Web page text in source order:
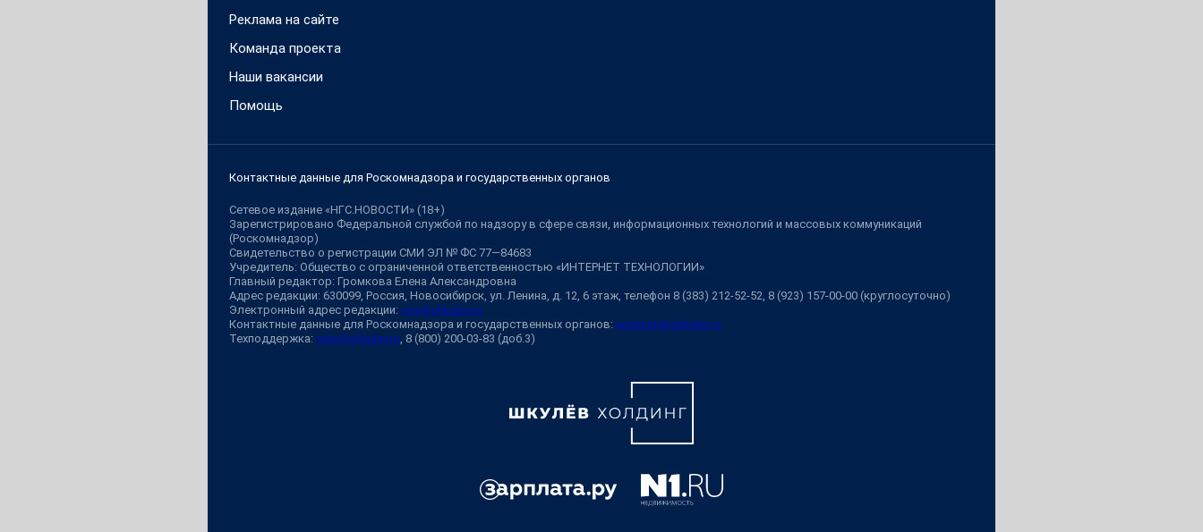
Реклама на сайте
Команда проекта
Наши вакансии
Помощь
Контактные данные для Роскомнадзора и государственных органов
Сетевое издание «НГС.НОВОСТИ» (18+)
Зарегистрировано Федеральной службой по надзору в сфере связи, информационных технологий и массовых коммуникаций
(Роскомнадзор)
Свидетельство о регистрации СМИ ЭЛ № ФС 77—84683
Учредитель: Общество с ограниченной ответственностью «ИНТЕРНЕТ ТЕХНОЛОГИИ»
Главный редактор: Громкова Елена Александровна
Адрес редакции: 630099, Россия, Новосибирск, ул. Ленина, д. 12, 6 этаж, телефон 8 (383) 212-52-52, 8 (923) 157-00-00 (круглосуточно)
Электронный адрес редакции: ngs@shkulev.ru
Контактные данные для Роскомнадзора и государственных органов: juristnsk@shkulev.ru
Техподдержка: help@shkulev.ru, 8 (800) 200-03-83 (доб.3)